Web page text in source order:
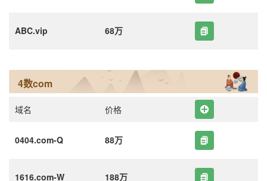
ABC.vip 68万
4数com
域名 价格
0404.com-Q 88万
1616.com-W 188万